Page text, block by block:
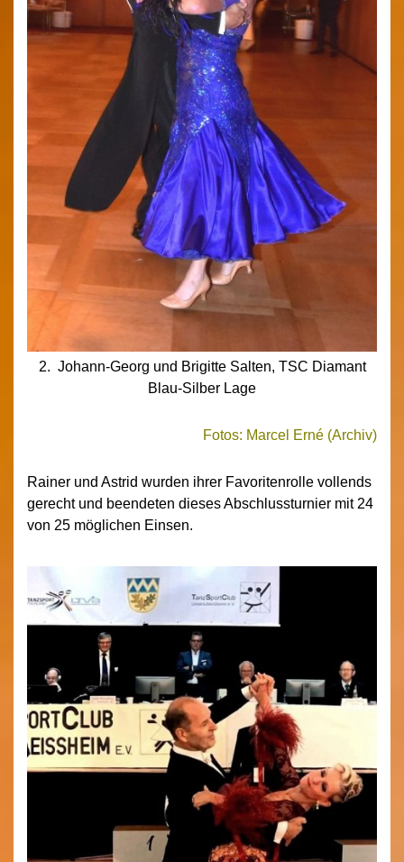
2. Johann-Georg und Brigitte Salten, TSC Diamant
Blau-Silber Lage
Fotos: Marcel Erné (Archiv)
Rainer und Astrid wurden ihrer Favoritenrolle vollends
gerecht und beendeten dieses Abschlussturnier mit 24
von 25 möglichen Einsen.